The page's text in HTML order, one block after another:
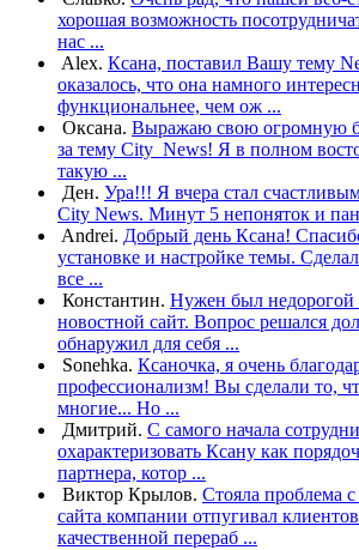
хорошая возможность
нас ...
Alex. Ксана, поставил Вашу тему
оказалось, что она намного
функциональнее, чем ож ...
Оксана. Выражаю свою огромную
за тему City_News! Я в полном
такую ...
Ден. Ура!!! Я вчера стал
City News. Минут 5 непоняток и
Andrei. Добрый день Ксана!
установке и настройке темы.
все ...
Константин. Нужен был недорогой
новостной сайт. Вопрос решался
обнаружил для себя ...
Sonehka. Ксаночка, я очень
профессионализм! Вы сделали то,
многие... Но ...
Дмитрий. С самого начала
охарактеризовать Ксану как
партнера, котор ...
Виктор Крылов. Стояла проблема
сайта компании отпугивал
качественной перераб ...